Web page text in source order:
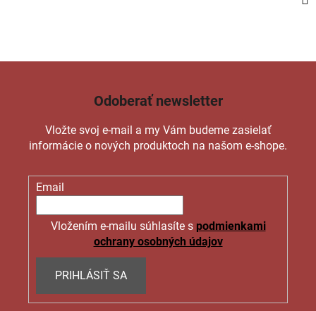
Odoberať newsletter
Vložte svoj e-mail a my Vám budeme zasielať
informácie o nových produktoch na našom e-shope.
Email
Vložením e-mailu súhlasíte s podmienkami
ochrany osobných údajov
PRIHLÁSIŤ SA